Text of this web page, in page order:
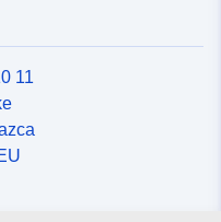
11